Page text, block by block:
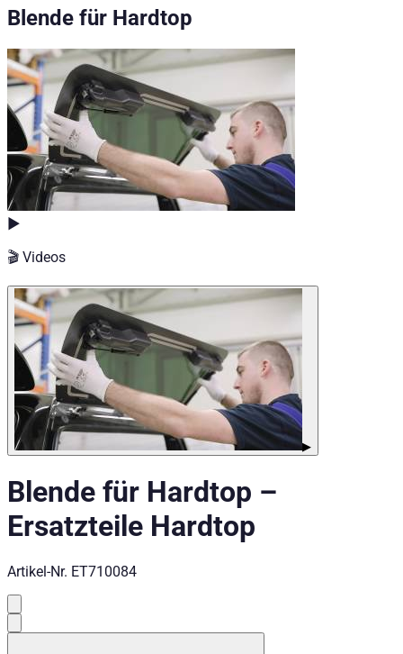
🔧 Kunststoffblende oberhalb des Seitenfensters — rechts.
Technische Daten
Nettogewicht:1.5
Bruttogewicht:1.5kg
Konfigurationsvarianten:1
Einbaupartner erforderlich:Ja
Blende für Hardtop
▶
🎬 Videos
▶
Blende für Hardtop –
Ersatzteile Hardtop
Artikel-Nr. ET710084